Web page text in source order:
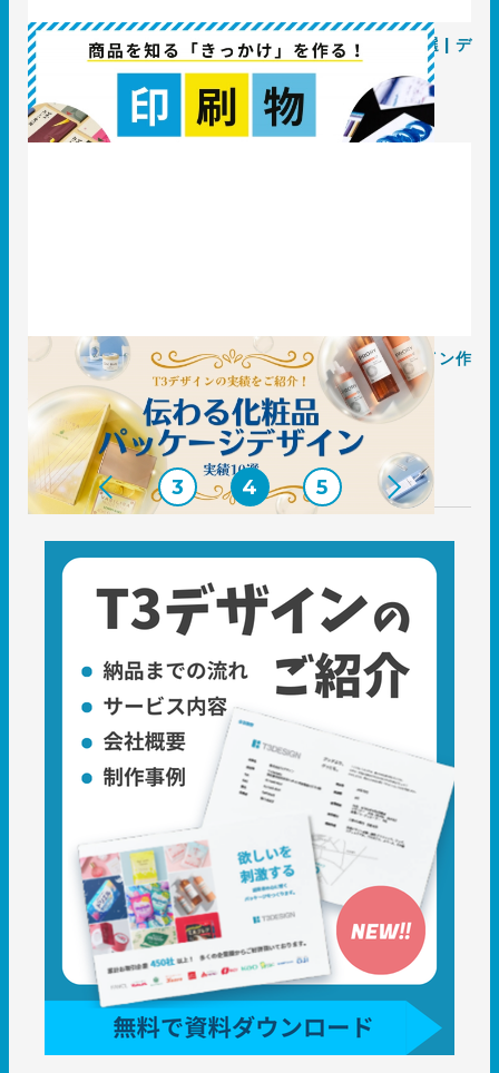
商品を知る「きっかけ」を作る！印刷物デザイン実績10選 | デ
ザイン作成依頼はT3デザイン
2025.03.25 事例
「伝わる」化粧品パッケージデザイン実績10選！ | デザイン作
成依頼はT3デザイン
2025.03.24 事例
3 4 5